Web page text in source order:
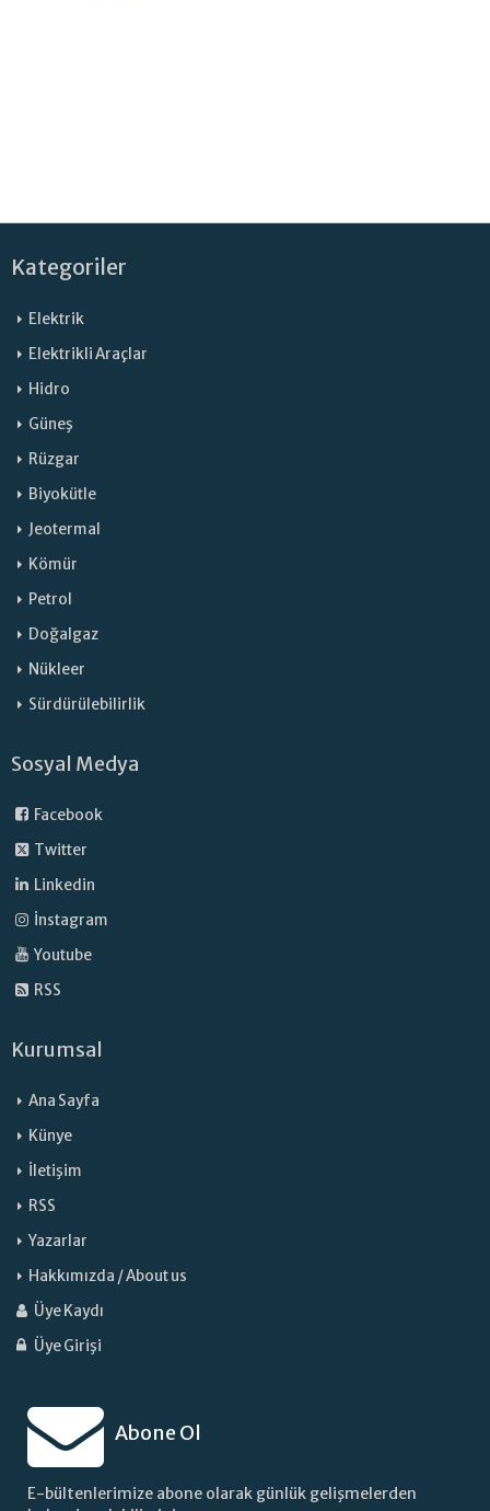
Kategoriler
Elektrik
Elektrikli Araçlar
Hidro
Güneş
Rüzgar
Biyokütle
Jeotermal
Kömür
Petrol
Doğalgaz
Nükleer
Sürdürülebilirlik
Sosyal Medya
Facebook
Twitter
Linkedin
İnstagram
Youtube
RSS
Kurumsal
Ana Sayfa
Künye
İletişim
RSS
Yazarlar
Hakkımızda / About us
Üye Kaydı
Üye Girişi
Abone Ol
E-bültenlerimize abone olarak günlük gelişmelerden